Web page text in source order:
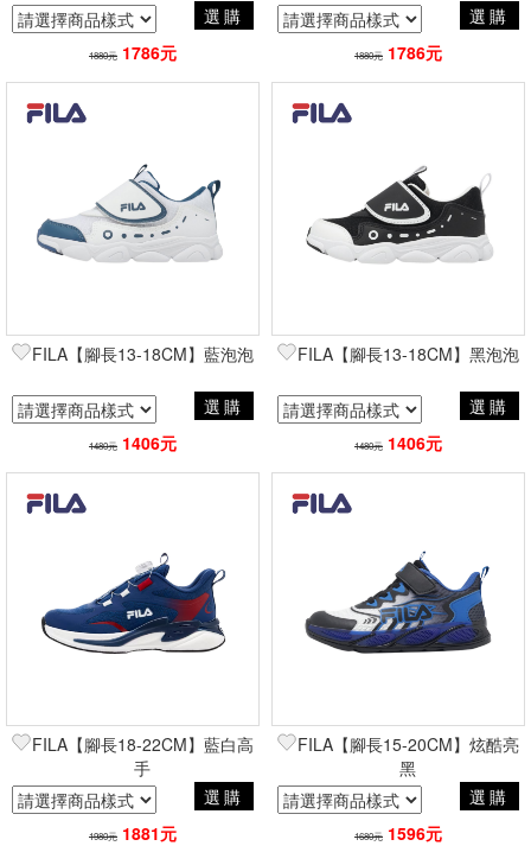
選購
1880元 1786元
選購
1880元 1786元
FILA【腳長13-18CM】藍泡泡
選購
1480元 1406元
FILA【腳長13-18CM】黑泡泡
選購
1480元 1406元
FILA【腳長18-22CM】藍白高
手
選購
1980元 1881元
FILA【腳長15-20CM】炫酷亮
黑
選購
1680元 1596元